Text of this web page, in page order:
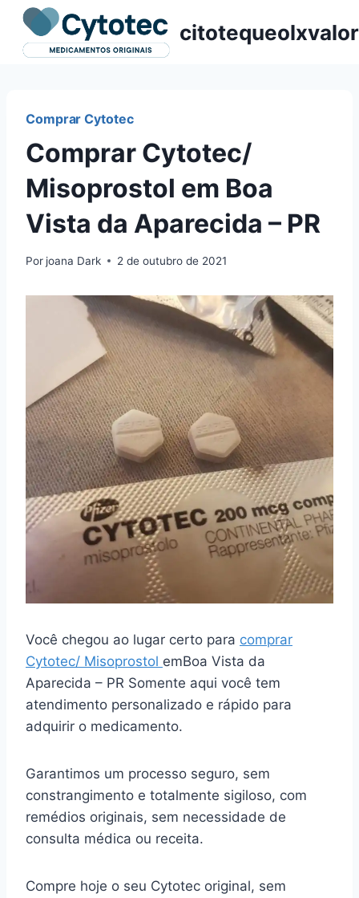
Pular
para
citotequeolxvalor
Comprar Cytotec
Comprar Cytotec/
Misoprostol em Boa
Vista da Aparecida – PR
Por joana Dark 2 de outubro de 2021
Você chegou ao lugar certo para comprar
Cytotec/ Misoprostol emBoa Vista da
Aparecida – PR Somente aqui você tem
atendimento personalizado e rápido para
adquirir o medicamento.
Garantimos um processo seguro, sem
constrangimento e totalmente sigiloso, com
remédios originais, sem necessidade de
consulta médica ou receita.
Compre hoje o seu Cytotec original, sem